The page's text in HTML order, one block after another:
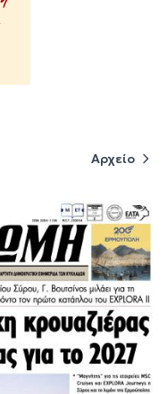
Αρχείο